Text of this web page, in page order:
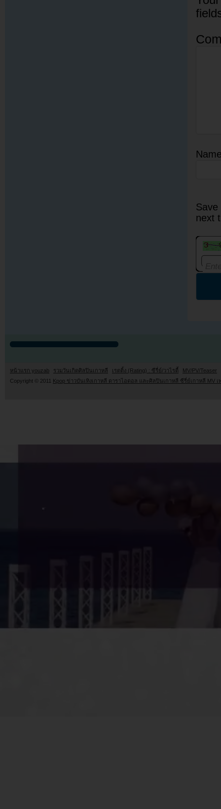
next
หน้าแรก youzab รวมวันเกิดศิลปินเกาหลี เรตติ้ง (Rating) : ซีรี่ย์/วาไรตี้
MV/PV/Teaser
Copyright © 2011
Kpop ข่าวบันเทิงเกาหลี ดาราไอดอล และศิลปินเกาหลี ซีรี่ย์เกาหลี MV